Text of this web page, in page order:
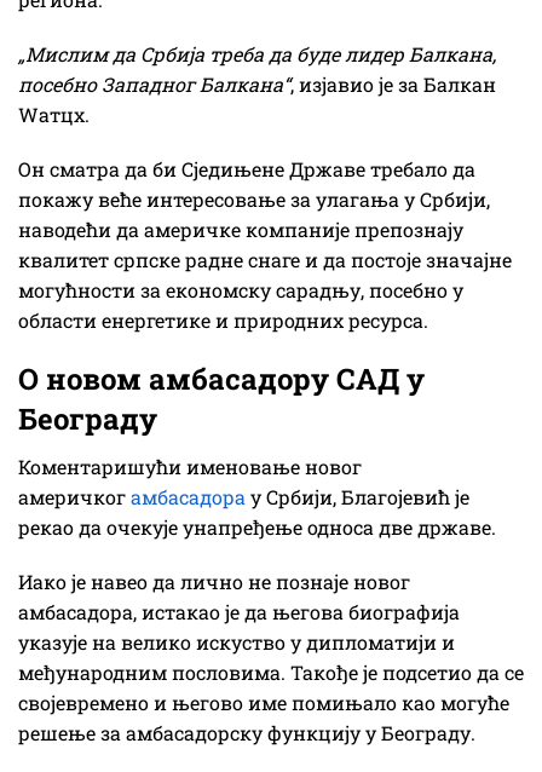
„Мислим да Србија треба да буде лидер Балкана,
посебно Западног Балкана“, изјавио је за Балкан
Wатцх.
Он сматра да би Сједињене Државе требало да
покажу веће интересовање за улагања у Србији,
наводећи да америчке компаније препознају
квалитет српске радне снаге и да постоје значајне
могућности за економску сарадњу, посебно у
области енергетике и природних ресурса.
О новом амбасадору САД у
Београду
Коментаришући именовање новог
америчкогамбасадора у Србији, Благојевић је
рекао да очекује унапређење односа две државе.
Иако је навео да лично не познаје новог
амбасадора, истакао је да његова биографија
указује на велико искуство у дипломатији и
међународним пословима. Такође је подсетио да се
својевремено и његово име помињало као могуће
решење за амбасадорску функцију у Београду.